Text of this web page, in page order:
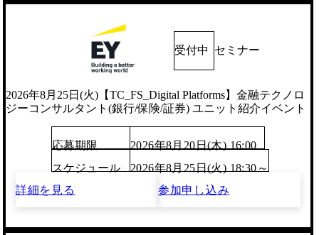
受付中 セミナー
2026年8月25日(火)【TC_FS_Digital Platforms】金融テクノロ
ジーコンサルタント(銀行/保険/証券) ユニット紹介イベント
応募期限
2026年8月20日(木) 16:00
スケジュール
2026年8月25日(火) 18:30～
詳細を見る
参加申し込み